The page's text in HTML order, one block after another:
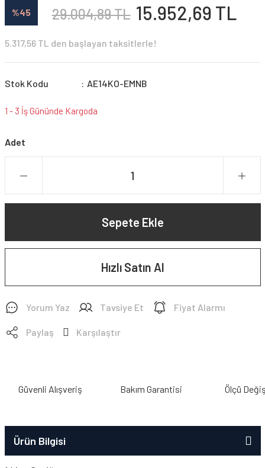
%45 29.004,89 TL 15.952,69 TL
5.317,56 TL den başlayan taksitlerle!
Stok Kodu AE14KO-EMNB
1 - 3 İş Gününde Kargoda
Adet
Sepete Ekle
Hızlı Satın Al
Yorum Yaz Tavsiye Et Fiyat Alarmı
Paylaş Karşılaştır
Güvenli Alışveriş Bakım Garantisi Ölçü
Ürün Bilgisi